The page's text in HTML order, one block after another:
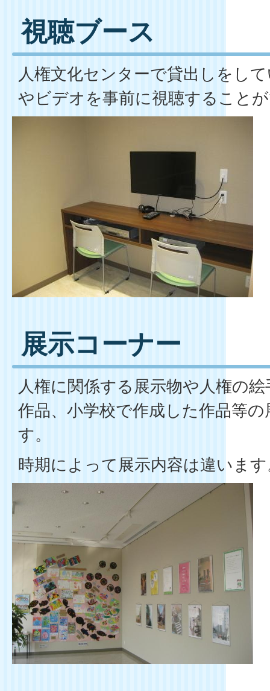
視聴ブース
人権文化センターで貸出しをし
やビデオを事前に視聴すること
展示コーナー
人権に関係する展示物や人権の
作品、小学校で作成した作品等
す。
時期によって展示内容は違いま